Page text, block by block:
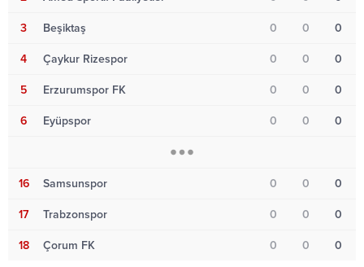
3 Beşiktaş 0 0 0
4 Çaykur Rizespor 0 0 0
5 Erzurumspor FK 0 0 0
6 Eyüpspor 0 0 0
16 Samsunspor 0 0 0
17 Trabzonspor 0 0 0
18 Çorum FK 0 0 0